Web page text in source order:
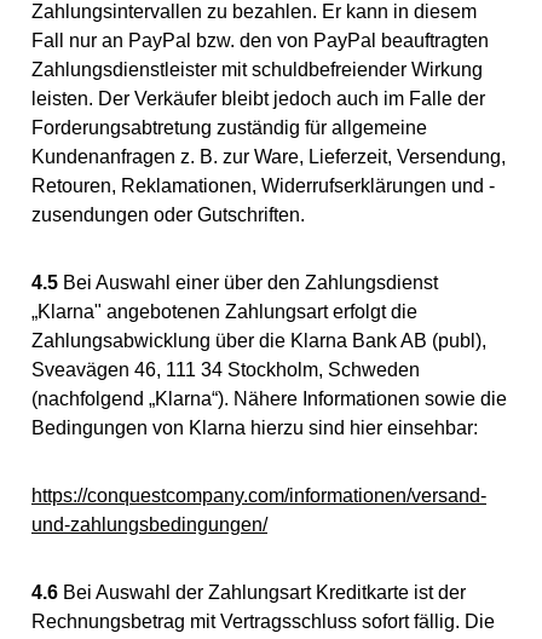
Zahlungsintervallen zu bezahlen. Er kann in diesem
Fall nur an PayPal bzw. den von PayPal beauftragten
Zahlungsdienstleister mit schuldbefreiender Wirkung
leisten. Der Verkäufer bleibt jedoch auch im Falle der
Forderungsabtretung zuständig für allgemeine
Kundenanfragen z. B. zur Ware, Lieferzeit, Versendung,
Retouren, Reklamationen, Widerrufserklärungen und -
zusendungen oder Gutschriften.
4.5 Bei Auswahl einer über den Zahlungsdienst
„Klarna" angebotenen Zahlungsart erfolgt die
Zahlungsabwicklung über die Klarna Bank AB (publ),
Sveavägen 46, 111 34 Stockholm, Schweden
(nachfolgend „Klarna“). Nähere Informationen sowie die
Bedingungen von Klarna hierzu sind hier einsehbar:
https://conquestcompany.com/informationen/versand-
und-zahlungsbedingungen/
4.6 Bei Auswahl der Zahlungsart Kreditkarte ist der
Rechnungsbetrag mit Vertragsschluss sofort fällig. Die